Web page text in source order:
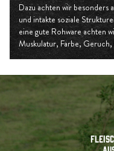
Dazu achten wir besonders
und intakte soziale
eine gute Rohware achten
Muskulatur, Farbe,